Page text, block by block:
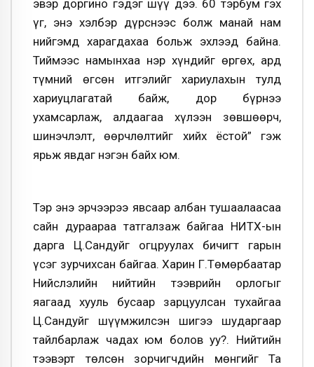
эвэр доргино гэдэг шүү дээ. 60 тэрбум гэх
үг, энэ хэлбэр дүрснээс болж манай нам
нийгэмд харагдахаа больж эхлээд байна.
Тиймээс намынхаа нэр хүндийг өргөх, ард
түмний өгсөн итгэлийг хариулахын тулд
хариуцлагатай байж, дор бүрнээ
ухамсарлаж, алдаагаа хүлээн зөвшөөрч,
шинэчлэлт, өөрчлөлтийг хийх ёстой” гэж
ярьж явдаг нэгэн байх юм.
Тэр энэ эрчээрээ явсаар албан тушаалаасаа
сайн дураараа татгалзаж байгаа НИТХ-ын
дарга Ц.Сандуйг огцруулах бичигт гарын
үсэг зурчихсан байгаа. Харин Г.Төмөрбаатар
Нийслэлийн нийтийн тээврийн орлогыг
яагаад хууль бусаар зарцуулсан тухайгаа
Ц.Сандуйг шүүмжилсэн шигээ шударгаар
тайлбарлаж чадах юм болов уу?. Нийтийн
тээвэрт төлсөн зорчигчдийн мөнгийг Та